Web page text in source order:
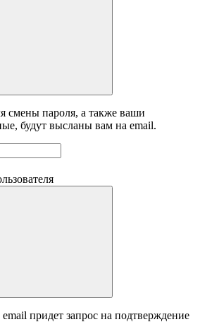
смены пароля, а также ваши
будут высланы вам на email.
придет запрос на подтверждение